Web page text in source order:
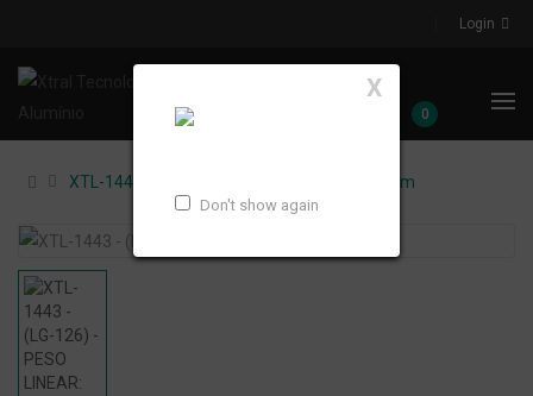
Login
0
X
Don't show again
XTL-1443 - (LG-126) - PESO LINEAR: 1,04kg/m